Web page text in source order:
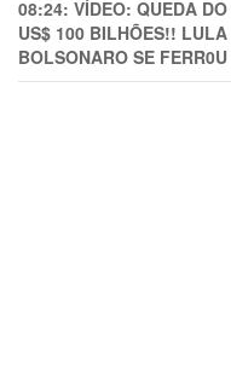
08:24: VÍDEO: QUEDA
US$ 100 BILHÕES!!
BOLSONARO SE FERR0U